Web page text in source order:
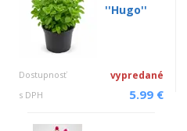
''Hugo''
Dostupnosť vypredané
s DPH 5.99 €